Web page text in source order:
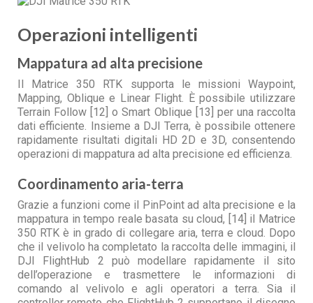
Operazioni intelligenti
Mappatura ad alta precisione
Il Matrice 350 RTK supporta le missioni Waypoint,
Mapping, Oblique e Linear Flight. È possibile utilizzare
Terrain Follow [12] o Smart Oblique [13] per una raccolta
dati efficiente. Insieme a DJI Terra, è possibile ottenere
rapidamente risultati digitali HD 2D e 3D, consentendo
operazioni di mappatura ad alta precisione ed efficienza.
Coordinamento aria-terra
Grazie a funzioni come il PinPoint ad alta precisione e la
mappatura in tempo reale basata su cloud, [14] il Matrice
350 RTK è in grado di collegare aria, terra e cloud. Dopo
che il velivolo ha completato la raccolta delle immagini, il
DJI FlightHub 2 può modellare rapidamente il sito
dell’operazione e trasmettere le informazioni di
comando al velivolo e agli operatori a terra. Sia il